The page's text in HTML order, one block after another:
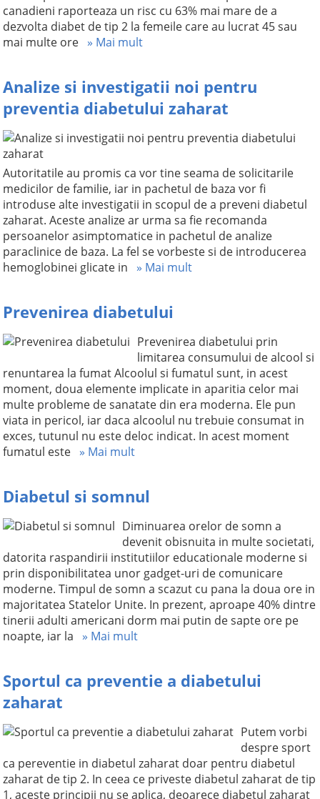
canadieni raporteaza un risc cu 63% mai mare de a
dezvolta diabet de tip 2 la femeile care au lucrat 45 sau
mai multe ore » Mai mult
Analize si investigatii noi pentru
preventia diabetului zaharat
Autoritatile au promis ca vor tine seama de solicitarile
medicilor de familie, iar in pachetul de baza vor fi
introduse alte investigatii in scopul de a preveni diabetul
zaharat. Aceste analize ar urma sa fie recomanda
persoanelor asimptomatice in pachetul de analize
paraclinice de baza. La fel se vorbeste si de introducerea
hemoglobinei glicate in » Mai mult
Prevenirea diabetului
Prevenirea diabetului prin
limitarea consumului de alcool si
renuntarea la fumat Alcoolul si fumatul sunt, in acest
moment, doua elemente implicate in aparitia celor mai
multe probleme de sanatate din era moderna. Ele pun
viata in pericol, iar daca alcoolul nu trebuie consumat in
exces, tutunul nu este deloc indicat. In acest moment
fumatul este » Mai mult
Diabetul si somnul
Diminuarea orelor de somn a
devenit obisnuita in multe societati,
datorita raspandirii institutiilor educationale moderne si
prin disponibilitatea unor gadget-uri de comunicare
moderne. Timpul de somn a scazut cu pana la doua ore in
majoritatea Statelor Unite. In prezent, aproape 40% dintre
tinerii adulti americani dorm mai putin de sapte ore pe
noapte, iar la » Mai mult
Sportul ca preventie a diabetului
zaharat
Putem vorbi
despre sport
ca pereventie in diabetul zaharat doar pentru diabetul
zaharat de tip 2. In ceea ce priveste diabetul zaharat de tip
1, aceste principii nu se aplica, deoarece diabetul zaharat